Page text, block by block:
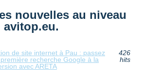
nouvelles au niveau
avitop.eu.
de site internet à Pau : passez
recherche Google à la
avec ARETA
426
hits